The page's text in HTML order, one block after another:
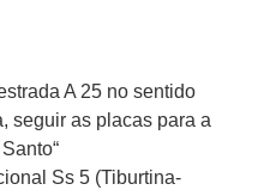
A 25 no sentido
seguir as placas para a
Ss 5 (Tiburtina-